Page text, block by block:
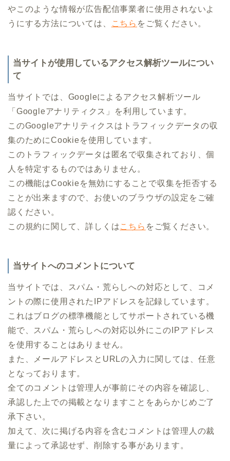
やこのような情報が広告配信事業者に使用されないよ
うにする方法については、
こちら をご覧ください。
当サイトが使用しているアクセス解析ツールについ
て
当サイトでは、Googleによるアクセス解析ツール
「Googleアナリティクス」を利用しています。
このGoogleアナリティクスはトラフィックデータの収
集のためにCookieを使用しています。
このトラフィックデータは匿名で収集されており、個
人を特定するものではありません。
この機能はCookieを無効にすることで収集を拒否する
ことが出来ますので、お使いのブラウザの設定をご確
認ください。
この規約に関して、詳しくはこちら をご覧ください。
当サイトへのコメントについて
当サイトでは、スパム・荒らしへの対応として、コメ
ントの際に使用されたIPアドレスを記録しています。
これはブログの標準機能としてサポートされている機
能で、スパム・荒らしへの対応以外にこのIPアドレス
を使用することはありません。
また、メールアドレスとURLの入力に関しては、任意
となっております。
全てのコメントは管理人が事前にその内容を確認し、
承認した上での掲載となりますことをあらかじめご了
承下さい。
加えて、次に掲げる内容を含むコメントは管理人の裁
量によって承認せず、削除する事があります。